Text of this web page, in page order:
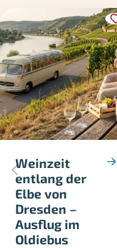
Weinzeit
entlang der
Elbe von
Dresden –
Ausflug im
Oldiebus